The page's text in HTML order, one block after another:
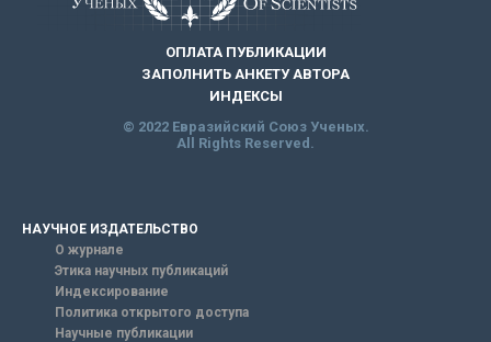
ОПЛАТА ПУБЛИКАЦИИ
ЗАПОЛНИТЬ АНКЕТУ АВТОРА
ИНДЕКСЫ
© 2022 Евразийский Союз Ученых.
All Rights Reserved.
НАУЧНОЕ ИЗДАТЕЛЬСТВО
О журнале
Этика научных публикаций
Индексирование
Политика открытого доступа
Научные публикации